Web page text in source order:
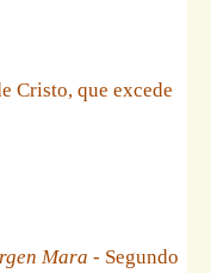
Cristo, que excede
Mara - Segundo